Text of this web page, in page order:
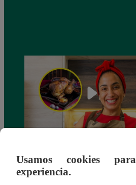
antes de Navidad?
Usamos cookies
experiencia.